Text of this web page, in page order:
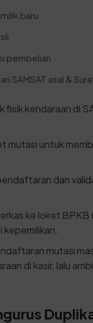
baru
pembelian
SAMSAT asal &
fisik kendaraan di
mutasi untuk
dan
ke loket BPKB
kepemilikan.
mutasi
di kasir, lalu